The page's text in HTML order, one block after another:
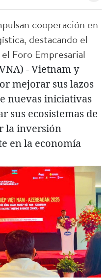
cooperación en
destacando el
Foro Empresarial
- Vietnam y
mejorar sus lazos
nuevas iniciativas
sus ecosistemas de
la inversión
en la economía